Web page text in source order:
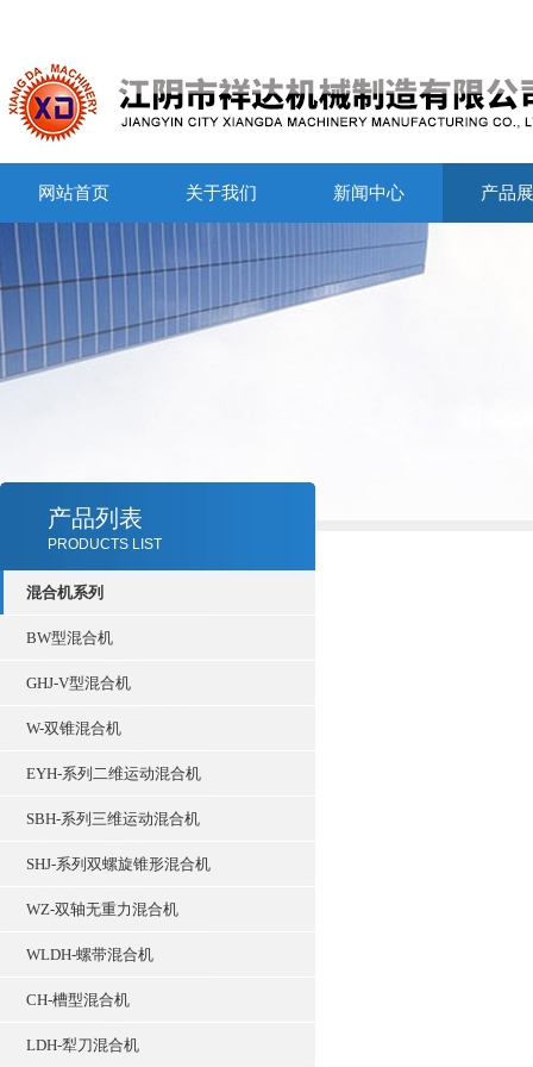
网站首页 关于我们 新闻中心 产品
产品列表
PRODUCTS LIST
混合机系列
BW型混合机
GHJ-V型混合机
W-双锥混合机
EYH-系列二维运动混合机
SBH-系列三维运动混合机
SHJ-系列双螺旋锥形混合机
WZ-双轴无重力混合机
WLDH-螺带混合机
CH-槽型混合机
LDH-犁刀混合机